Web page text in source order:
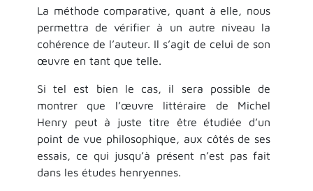
La méthode comparative, quant à elle, nous
permettra de vérifier à un autre niveau la
cohérence de l’auteur. Il s’agit de celui de son
œuvre en tant que telle.
Si tel est bien le cas, il sera possible de
montrer que l’œuvre littéraire de Michel
Henry peut à juste titre être étudiée d’un
point de vue philosophique, aux côtés de ses
essais, ce qui jusqu’à présent n’est pas fait
dans les études henryennes.